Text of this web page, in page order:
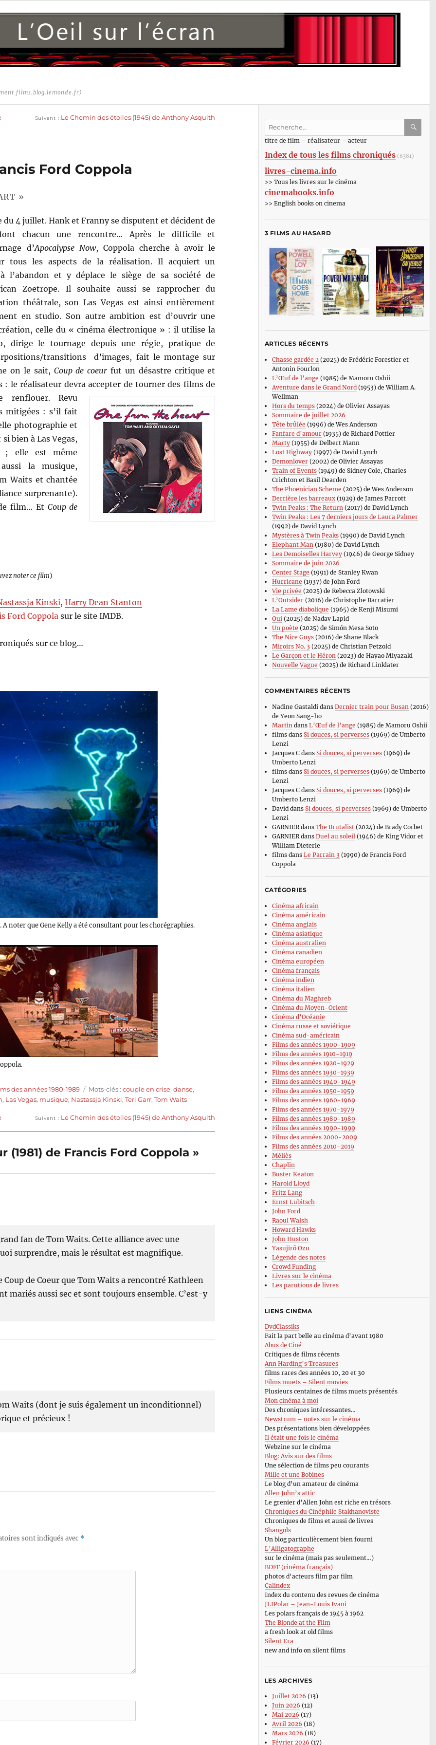
films.blog.lemonde.fr)
Suivant Le Chemin des étoiles (1945) de Anthony Asquith
Ford Coppola
»
du 4 juillet. Hank et Franny se disputent et décident de
chacun une rencontre… Après le difficile et
d’Apocalypse Now, Coppola cherche à avoir le
tous les aspects de la réalisation. Il acquiert un
l’abandon et y déplace le siège de sa société de
Zoetrope. Il souhaite aussi se rapprocher du
théâtrale, son Las Vegas est ainsi entièrement
en studio. Son autre ambition est d’ouvrir une
celle du « cinéma électronique » : il utilise la
dirige le tournage depuis une régie, pratique de
transitions d’images, fait le montage sur
on le sait, Coup de coeur fut un désastre critique et
le réalisateur devra accepter de tourner des films de
renflouer.Revu
mitigées : s’il fait
photographie et
bien à Las Vegas,
; elle est même
la musique,
Waits et chantée
surprenante).
film… Et Coup de
noter ce film)
Kinski,Harry Dean Stanton
Ford Coppola sur le site IMDB.
sur ce blog…
noter que Gene Kelly a été consultant pour les chorégraphies.
des années 1980-1989 Étiquettes
Mots-clés :couple en crise,danse,
, Las Vegas, musique, Nastassja Kinski,Teri Garr,Tom Waits
Suivant
Publication
Le Chemin des étoiles (1945) de Anthony Asquith
de Francis Ford Coppola »
fan de Tom Waits. Cette alliance avec une
surprendre, mais le résultat est magnifique.
de Coeur que Tom Waits a rencontré Kathleen
mariés aussi sec et sont toujours ensemble. C’est-y
Waits (dont je suis également un inconditionnel)
et précieux !
sont indiqués avec *
Recherche
:titre de film – réalisateur – acteur
Index de tous les films chroniqués (6381)
livres-cinema.info
>> Tous les livres sur le cinéma
cinemabooks.info
>> English books on cinema
3 FILMS AU HASARD
ARTICLES RÉCENTS
Chasse gardée 2(2025) de Frédéric Forestier et
Antonin Fourlon
L’Œuf de l’ange (1985) de Mamoru Oshii
Aventure dans le Grand Nord(1953) de William A.
Wellman
Hors du temps(2024) de Olivier Assayas
Sommaire de juillet 2026
Tête brûlée (1996) de Wes Anderson
Fanfare d’amour(1935) de Richard Pottier
Marty(1955) de Delbert Mann
Lost Highway(1997) de David Lynch
Demonlover(2002) de Olivier Assayas
Train of Events(1949) de Sidney Cole, Charles
Crichton et Basil Dearden
The Phoenician Scheme (2025) de Wes Anderson
Derrière les barreaux(1929) de James Parrott
Twin Peaks : The Return(2017) de David Lynch
Twin Peaks : Les 7 derniers jours de Laura Palmer
(1992) de David Lynch
Mystères à Twin Peaks(1990) de David Lynch
Elephant Man(1980) de David Lynch
Les Demoiselles Harvey(1946) de George Sidney
Sommaire de juin 2026
Center Stage (1991) de Stanley Kwan
Hurricane (1937) de John Ford
Vie privée (2025) de Rebecca Zlotowski
L’Outsider(2016) de Christophe Barratier
La Lame diabolique (1965) de Kenji Misumi
Oui(2025) de Nadav Lapid
Un poète (2025) de Simón Mesa Soto
The Nice Guys(2016) de Shane Black
Miroirs No. 3 (2025) de Christian Petzold
Le Garçon et le Héron(2023) de Hayao Miyazaki
Nouvelle Vague (2025) de Richard Linklater
COMMENTAIRES RÉCENTS
Nadine Gastaldi dans Dernier train pour Busan (2016)
de Yeon Sang-ho
Martin dans L’Œuf de l’ange (1985) de Mamoru Oshii
filmsdans Si douces, si perverses(1969) de Umberto
Lenzi
Jacques Cdans Si douces, si perverses(1969) de
Umberto Lenzi
filmsdans Si douces, si perverses(1969) de Umberto
Lenzi
Jacques Cdans Si douces, si perverses(1969) de
Umberto Lenzi
David dans Si douces, si perverses(1969) de Umberto
Lenzi
GARNIERdans The Brutalist(2024) de Brady Corbet
GARNIERdans Duel au soleil (1946) de King Vidor et
William Dieterle
filmsdans Le Parrain 3 (1990) de Francis Ford
Coppola
CATÉGORIES
Cinéma africain
Cinéma américain
Cinéma anglais
Cinéma asiatique
Cinéma australien
Cinéma canadien
Cinéma européen
Cinéma français
Cinéma indien
Cinéma italien
Cinéma du Maghreb
Cinéma du Moyen-Orient
Cinéma d’Océanie
Cinéma russe et soviétique
Cinéma sud-américain
Films des années 1900-1909
Films des années 1910-1919
Films des années 1920-1929
Films des années 1930-1939
Films des années 1940-1949
Films des années 1950-1959
Films des années 1960-1969
Films des années 1970-1979
Films des années 1980-1989
Films des années 1990-1999
Films des années 2000-2009
Films des années 2010-2019
Méliès
Chaplin
Buster Keaton
Harold Lloyd
Fritz Lang
Ernst Lubitsch
John Ford
Raoul Walsh
Howard Hawks
John Huston
Yasujirô Ozu
Légende des notes
Crowd Funding
Livres sur le cinéma
Les parutions de livres
LIENS CINÉMA
DvdClassiks
Fait la part belle au cinéma d’avant 1980
Abus de Ciné
Critiques de films récents
Ann Harding’s Treasures
films rares des années 10, 20 et 30
Films muets – Silent movies
Plusieurs centaines de films muets présentés
Mon cinéma à moi
Des chroniques intéressantes…
Newstrum – notes sur le cinéma
Des présentations bien développées
Il était une fois le cinéma
Webzine sur le cinéma
Blog: Avis sur des films
Une sélection de films peu courants
Mille et une Bobines
Le blog d’un amateur de cinéma
Allen John’s attic
Le grenier d’Allen John est riche en trésors
Chroniques du Cinéphile Stakhanoviste
Chroniques de films et aussi de livres
Shangols
Un blog particulièrement bien fourni
L’Alligatographe
sur le cinéma (mais pas seulement…)
BDFF (cinéma français)
photos d’acteurs film par film
Calindex
Index du contenu des revues de cinéma
JLIPolar – Jean-Louis Ivani
Les polars français de 1945 à 1962
The Blonde at the Film
a fresh look at old films
Silent Era
new and info on silent films
LES ARCHIVES
Juillet 2026 (13)
Juin 2026 (12)
Mai 2026 (17)
Avril 2026 (18)
Mars 2026 (18)
Février 2026 (17)